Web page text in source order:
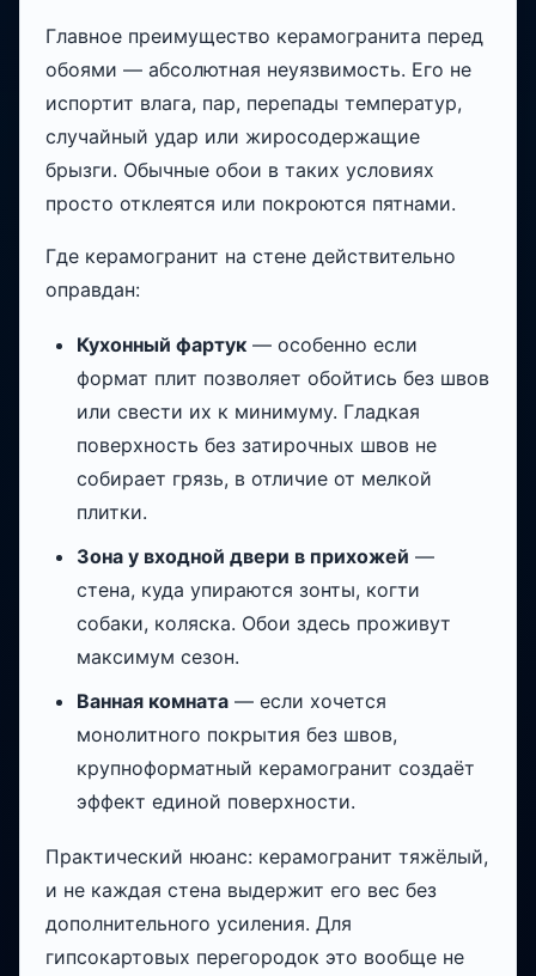
Главное преимущество керамогранита перед
обоями — абсолютная неуязвимость. Его не
испортит влага, пар, перепады температур,
случайный удар или жиросодержащие
брызги. Обычные обои в таких условиях
просто отклеятся или покроются пятнами.
Где керамогранит на стене действительно
оправдан:
Кухонный фартук — особенно если
формат плит позволяет обойтись без швов
или свести их к минимуму. Гладкая
поверхность без затирочных швов не
собирает грязь, в отличие от мелкой
плитки.
Зона у входной двери в прихожей —
стена, куда упираются зонты, когти
собаки, коляска. Обои здесь проживут
максимум сезон.
Ванная комната — если хочется
монолитного покрытия без швов,
крупноформатный керамогранит создаёт
эффект единой поверхности.
Практический нюанс: керамогранит тяжёлый,
и не каждая стена выдержит его вес без
дополнительного усиления. Для
гипсокартовых перегородок это вообще не